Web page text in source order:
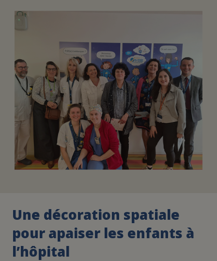
ASSURANCE VIE/LEGS
ESPACE PRESSE
JE DEVIENS
BÉNÉVOLE
DEVENIR
UN PETIT PRINCE
Une décoration spatiale
pour apaiser les enfants à
l’hôpital